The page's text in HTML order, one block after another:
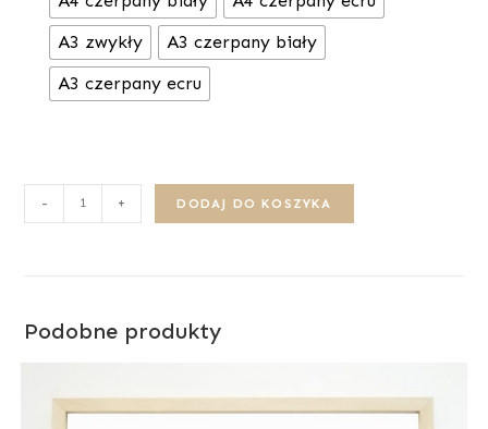
A3 zwykły
A3 czerpany biały
A3 czerpany ecru
- + DODAJ DO KOSZYKA
Podobne produkty